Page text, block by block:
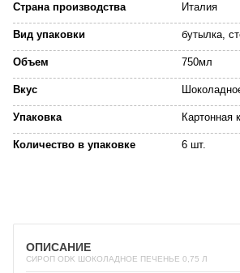
Страна производства Италия
Вид упаковки бутылка,
Объем 750мл
Вкус
Упаковка Картонная
Количество в упаковке 6 шт.
ОПИСАНИЕ
СИРОП ODK ШОКОЛАДНОЕ ПЕЧЕНЬЕ 0,75 Л